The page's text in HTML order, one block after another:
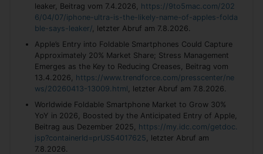
leaker, Beitrag vom 7.4.2026, https://9to5mac.com/202
6/04/07/iphone-ultra-is-the-likely-name-of-apples-folda
ble-says-leaker/ , letzter Abruf am 7.8.2026.
Apple’s Entry into Foldable Smartphones Could Capture
Approximately 20% Market Share; Stress Management
Emerges as the Key to Reducing Creases, Beitrag vom
13.4.2026, https://www.trendforce.com/presscenter/ne
ws/20260413-13009.html , letzter Abruf am 7.8.2026.
Worldwide Foldable Smartphone Market to Grow 30%
YoY in 2026, Boosted by the Anticipated Entry of Apple,
Beitrag aus Dezember 2025, https://my.idc.com/getdoc.
jsp?containerId=prUS54017625 , letzter Abruf am
7.8.2026.